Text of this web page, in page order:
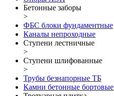
Бетонные заборы
>
ФБС блоки фундаментные
Каналы непроходные
Ступени лестничные
>
Ступени шлифованные
>
Трубы безнапорные ТБ
Камни бетонные бортовые